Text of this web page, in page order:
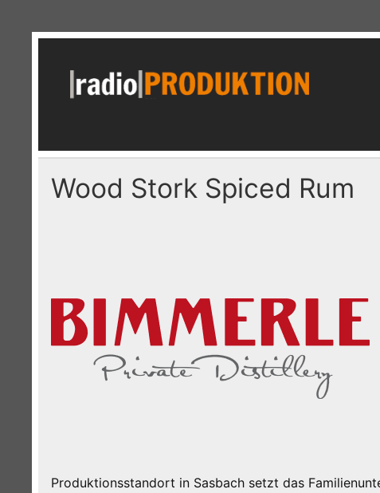
content
Wood Stork Spiced Rum
Produktionsstandort in Sasbach setzt das